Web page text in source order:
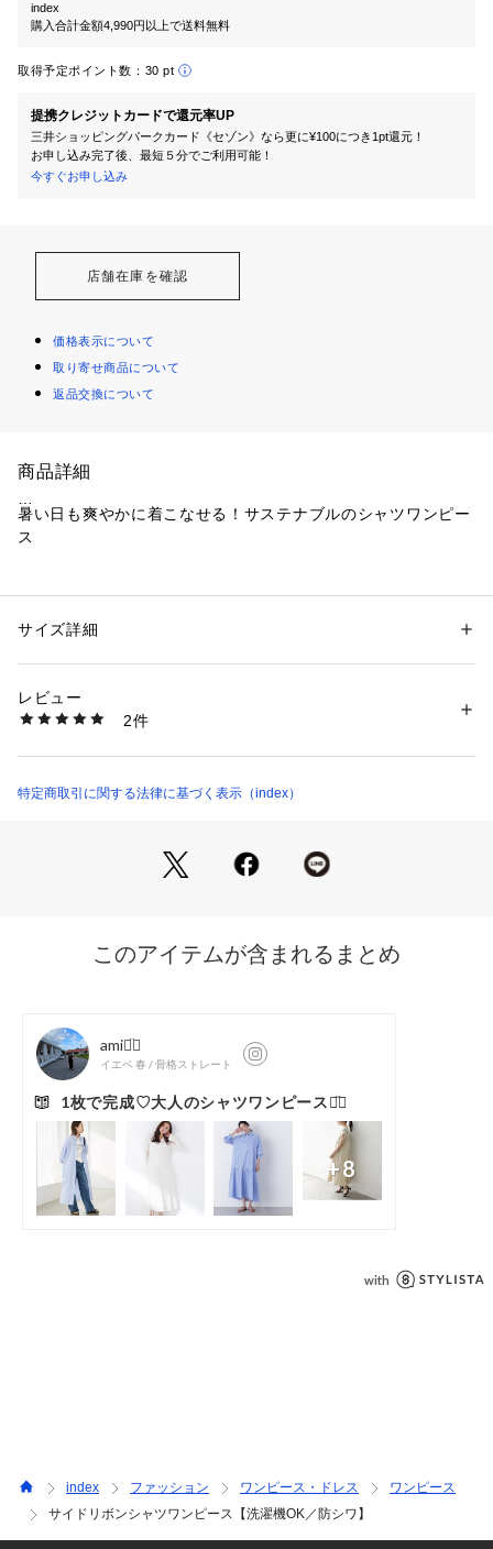
index
購入合計金額4,990円以上で送料無料
取得予定ポイント数： 30 pt
提携クレジットカードで還元率UP
三井ショッピングパークカード《セゾン》なら更に¥100につき1pt還元！
お申し込み完了後、最短５分でご利用可能！
今すぐお申し込み
店舗在庫を確認
価格表示について
取り寄せ商品について
返品交換について
商品詳細
暑い日も爽やかに着こなせる！サステナブルのシャツワンピー
ス
なリラクシーさもプラス。
・ウエスト部分はゴム仕様で自然なギャザーを演出し、快適な
着心地を提供。
・立ったり座ったりしても動きやすく、上品さを保ちながらリ
・リサイクルポリエステル100％使用で、地球に優しいサステ
でもきれいをキープ。
いにぴったり！
【仕様】
・ポケット数：胸元（ダミー）×2
・スカート部分のみ裏地あり
・ウエスト総ゴム
若干製品と画像のカラーが異なる場合もございます。
性別：レディース
素材：表地: ポリエステル100％ 裏地: ポリエステル100％
商品番号：
C58-55011 （ショップ）
サイズ詳細
レビュー
2件
特定商取引に関する法律に基づく表示（index）
index ファッション ワンピース・ドレス
ワンピース
サイドリボンシャツワンピース【洗濯機OK／防シワ】